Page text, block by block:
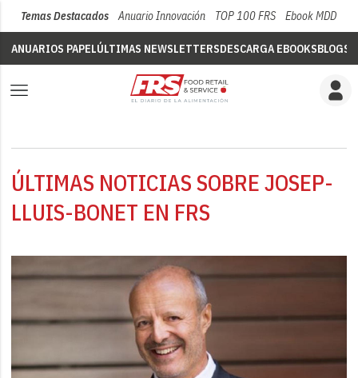
Temas Destacados Anuario Innovación TOP 100 FRS Ebook MDD
ANUARIOS PAPELÚLTIMAS NEWSLETTERSDESCARGA EBOOKSBLOGS
ÚLTIMAS NOTICIAS SOBRE JOSEP-
LLUIS-BONET EN FRS